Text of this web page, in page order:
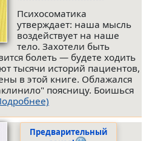
Психосоматика
утверждает: наша мысль
воздействует на наше
тело. Захотели быть
болеть — будете ходить
тысячи историй пациентов,
в этой книге. Облажался
поясницу. Боишься
Предварительный